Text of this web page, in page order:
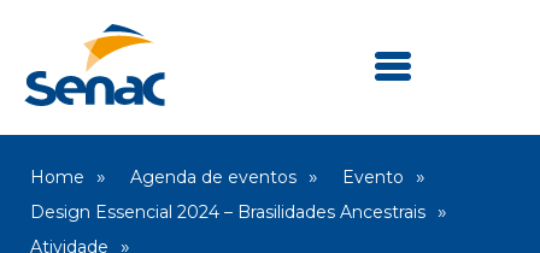
Home Agenda de eventos
Evento
Design Essencial 2024 – Brasilidades Ancestrais
Atividade